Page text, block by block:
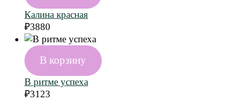
Калина красная
₽3880
В корзину
В ритме успеха
₽3123